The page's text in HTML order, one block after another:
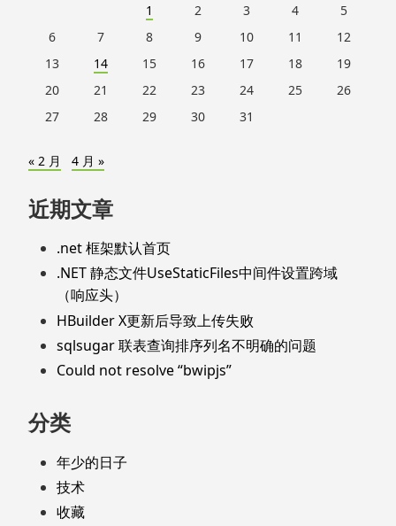
1
2 3 4
5
6
7 8 9 10 11
12
13
14 15 16 17 18
19
20
21 22 23 24 25
26
27
28 29 30 31
« 2 月 4 月 »
近期文章
.net 框架默认首页
.NET 静态文件UseStaticFiles中间件设置跨域
（响应头）
HBuilder X更新后导致上传失败
sqlsugar 联表查询排序列名不明确的问题
Could not resolve “bwipjs”
分类
年少的日子
技术
收藏